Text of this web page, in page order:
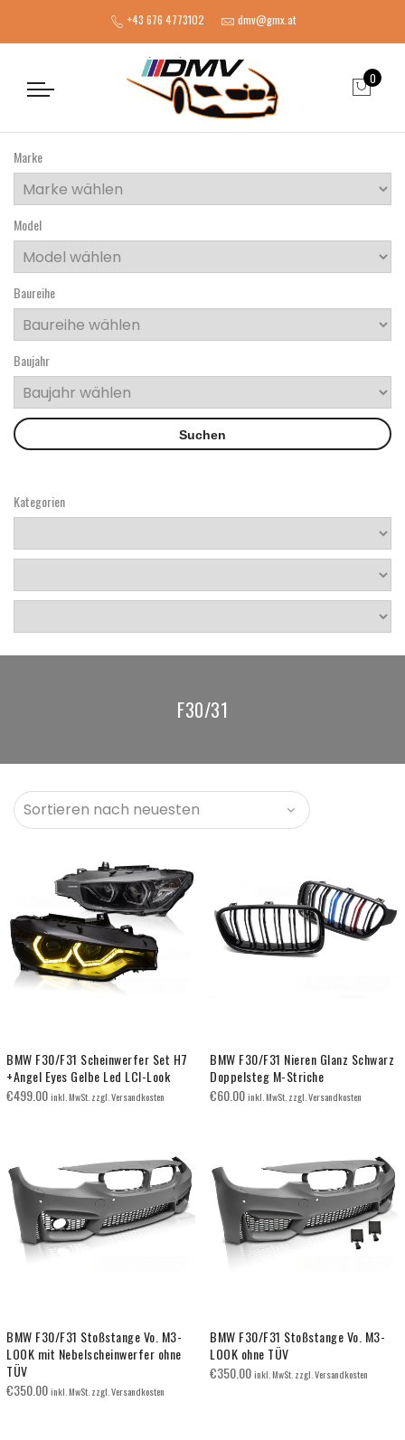
+43 676 4773102 dmv@gmx.at
0
Marke
Model
Baureihe
Baujahr
Kategorien
F30/31
BMW F30/F31 Scheinwerfer Set H7
+Angel Eyes Gelbe Led LCI-Look
€499.00inkl. MwSt. zzgl. Versandkosten
BMW F30/F31 Nieren Glanz Schwarz
Doppelsteg M-Striche
€60.00inkl. MwSt. zzgl. Versandkosten
BMW F30/F31 Stoßstange Vo. M3-
LOOK mit Nebelscheinwerfer ohne
TÜV
€350.00inkl. MwSt. zzgl. Versandkosten
BMW F30/F31 Stoßstange Vo. M3-
LOOK ohne TÜV
€350.00inkl. MwSt. zzgl. Versandkosten